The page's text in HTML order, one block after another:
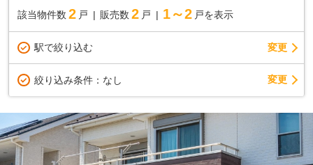
該当物件数 2 戸 販売数 2 戸 1～2 戸を表示
駅で絞り込む 変更
絞り込み条件： なし 変更